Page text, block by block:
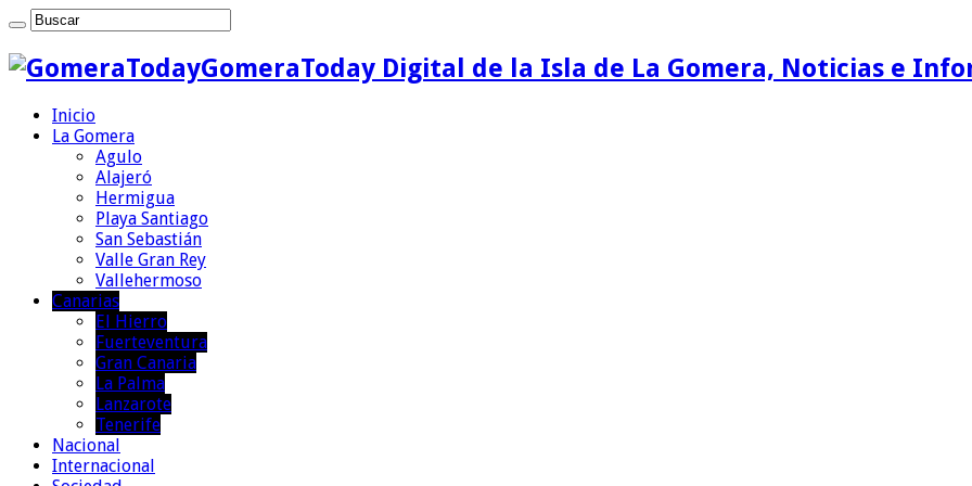
GomeraToday Digital de la Isla de La Gomera, Noticias e
Inicio
La Gomera
Agulo
Alajeró
Hermigua
Playa Santiago
San Sebastián
Valle Gran Rey
Vallehermoso
Canarias
El Hierro
Fuerteventura
Gran Canaria
La Palma
Lanzarote
Tenerife
Nacional
Internacional